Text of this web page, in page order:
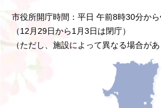
市役所開庁時間：平日 午前8時30分か
（12月29日から1月3日は閉庁）
（ただし、施設によって異なる場合があ